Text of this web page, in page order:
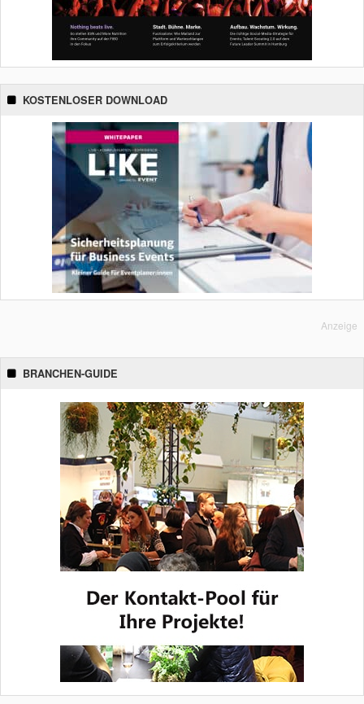
KOSTENLOSER DOWNLOAD
Anzeige
BRANCHEN-GUIDE